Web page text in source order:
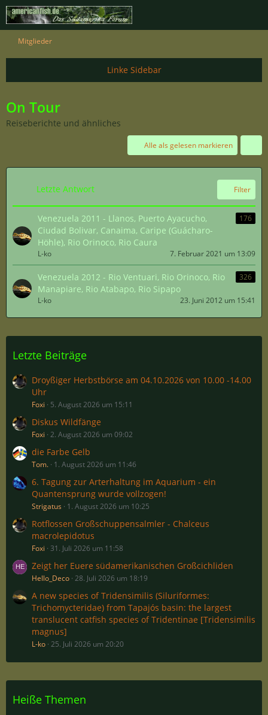
Mitglieder
On Tour
Reiseberichte und ähnliches
Alle als gelesen markieren
Letzte Antwort Filter
Venezuela 2011 - Llanos, Puerto Ayacucho,
Ciudad Bolivar, Canaima, Caripe (Guácharo-
Höhle), Rio Orinoco, Rio Caura
176
L-ko 7. Februar 2021 um 13:09
Venezuela 2012 - Rio Ventuari, Rio Orinoco, Rio
Manapiare, Rio Atabapo, Rio Sipapo
326
L-ko 23. Juni 2012 um 15:41
Letzte Beiträge
Droyßiger Herbstbörse am 04.10.2026 von 10.00 -14.00
Uhr
Foxi 5. August 2026 um 15:11
Diskus Wildfänge
Foxi 2. August 2026 um 09:02
die Farbe Gelb
Tom. 1. August 2026 um 11:46
6. Tagung zur Arterhaltung im Aquarium - ein
Quantensprung wurde vollzogen!
Strigatus 1. August 2026 um 10:25
Rotflossen Großschuppensalmler - Chalceus
macrolepidotus
Foxi 31. Juli 2026 um 11:58
Zeigt her Euere südamerikanischen Großcichliden
Hello_Deco 28. Juli 2026 um 18:19
A new species of Tridensimilis (Siluriformes:
Trichomycteridae) from Tapajós basin: the largest
translucent catfish species of Tridentinae [Tridensimilis
magnus]
L-ko 25. Juli 2026 um 20:20
Heiße Themen